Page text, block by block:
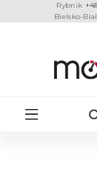
Rybnik
Bielsko-